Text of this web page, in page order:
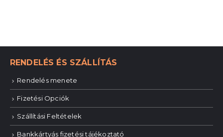
RENDELÉS ÉS SZÁLLÍTÁS
Rendelés menete
Fizetési Opciók
Szállítási Feltételek
Bankkártyás fizetési tájékoztató